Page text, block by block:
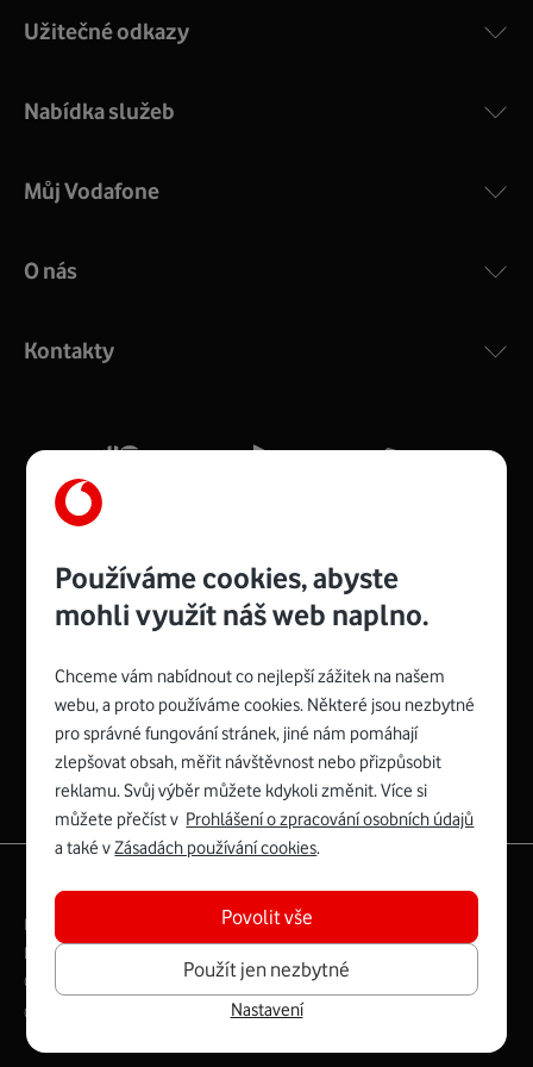
COMPAL CH7465VF
silný signál pro celou domácnost. Kompaktní rozměry 21
Více o COMPAL CH7465VF
Zyxel VMG8623-T50B:
Rozměry modemu jsou 16 x 22 x 7,5 cm (včetně stojánku)
a nabízí 4 gigabitové LAN porty a bezdrátové připojení Wi-
Fi ve verzích 802.11 b/g/n/ac pro frekvenci 2,4 GHz a
Mb/s.
Více o Zyxel VMG8623-T50B
Spojte se s Vodafonem
Užitečné odkazy
Nabídka služeb
Můj Vodafone
O nás
Kontakty
Právní­ podmí­nky
Ochrana soukromí­
Digitální odpovědnost
Ceník
Copyright © 2026 Vodafone Czech Republic a.s.
Používáme cookies, abyste
mohli využít náš web naplno.
Chceme vám nabídnout co nejlepší zážitek na našem
webu, a proto používáme cookies. Některé jsou nezbytné
pro správné fungování stránek, jiné nám pomáhají
zlepšovat obsah, měřit návštěvnost nebo přizpůsobit
reklamu. Svůj výběr můžete kdykoli změnit. Více si
můžete přečíst v Prohlášení o zpracování osobních údajů
a také vZásadách používání cookies.
Použít jen nezbytné
Povolit vše
Nastavení